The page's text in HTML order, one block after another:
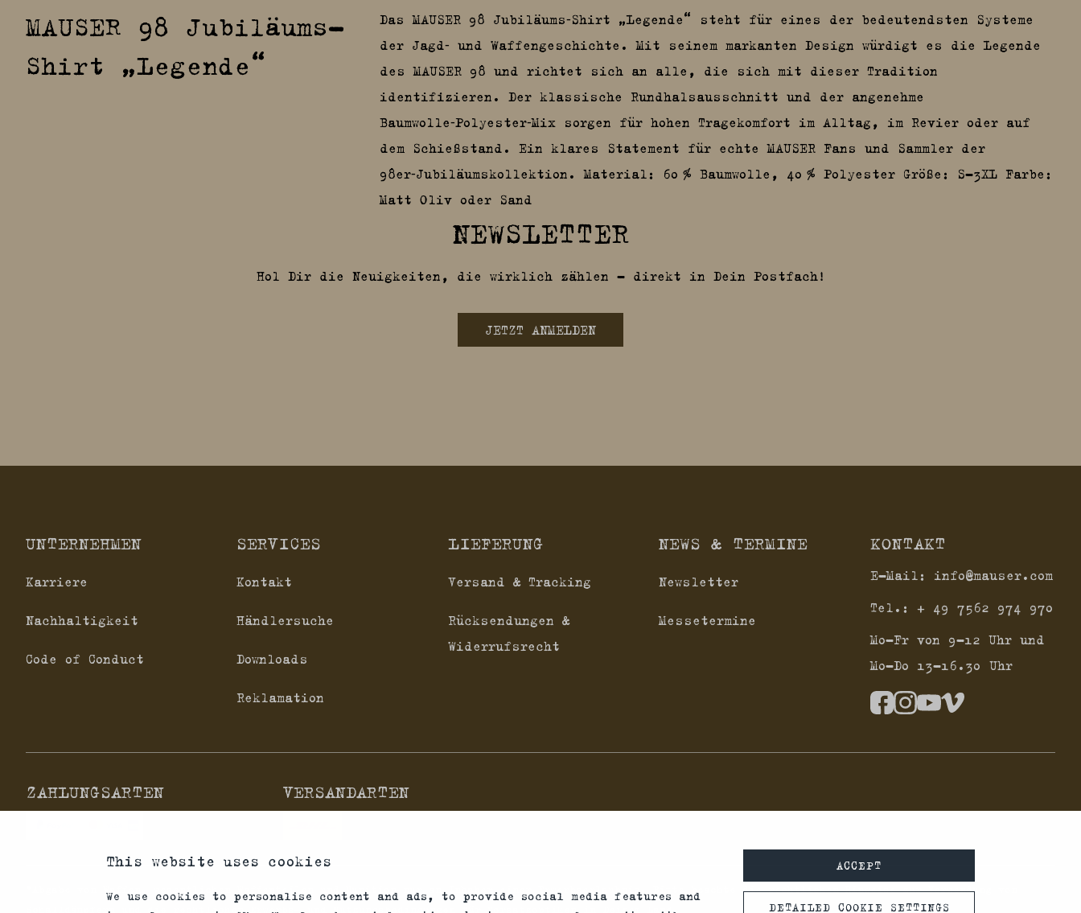
This website uses cookies
We use cookies to personalise content and ads, to provide social media features and
ACCEPT
DETAILED COOKIE SETTINGS
MAUSER 98 Jubiläums-
Shirt „Legende“
Das MAUSER 98 Jubiläums‑Shirt „Legende“ steht für eines der bedeutendsten Systeme
der Jagd‑ und Waffengeschichte. Mit seinem markanten Design würdigt es die Legende
des MAUSER 98 und richtet sich an alle, die sich mit dieser Tradition
identifizieren. Der klassische Rundhalsausschnitt und der angenehme
Baumwolle‑Polyester‑Mix sorgen für hohen Tragekomfort im Alltag, im Revier oder auf
dem Schießstand. Ein klares Statement für echte MAUSER Fans und Sammler der
98er‑Jubiläumskollektion. Material: 60 % Baumwolle, 40 % Polyester Größe: S–3XL Farbe:
Matt Oliv oder Sand
NEWSLETTER
Hol Dir die Neuigkeiten, die wirklich zählen – direkt in Dein Postfach!
JETZT ANMELDEN
UNTERNEHMEN
Karriere
Nachhaltigkeit
Code of Conduct
SERVICES
Kontakt
Händlersuche
Downloads
Reklamation
LIEFERUNG
Versand & Tracking
Rücksendungen &
Widerrufsrecht
NEWS & TERMINE
Newsletter
Messetermine
KONTAKT
E-Mail: info@mauser.com
Tel.: + 49 7562 974 970
Mo-Fr von 9-12 Uhr und
Mo-Do 13-16.30 Uhr
ZAHLUNGSARTEN VERSANDARTEN
*Abgabe von Waffen, wesentlichen Waffenteilen und Munition nur an Inhaber einer Erwerbserlaubnis. Bitte beachte die rechtlichen Hinweise zur Verwendung von
Schalldämpfern und die rechtlichen Erwerbs- und Nutzungsbedingungen für Vorsatzoptiken in Deinem Land.